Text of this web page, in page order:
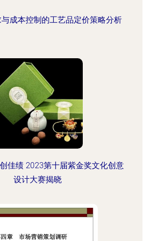
成本控制的工艺品定价策略分析
佳绩 2023第十届紫金奖文化创意
设计大赛揭晓